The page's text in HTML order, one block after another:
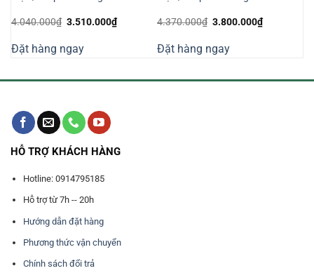
4.040.000₫ Giá
4.040.000₫.
3.510.000₫Giá
hiện
3.510.000₫.
Đặt hàng ngay
4.370.000₫ Giá
4.370.000₫.
3.800.000₫Giá
hiện
Đặt hàng ngay
HỖ TRỢ KHÁCH HÀNG
Hotline: 0914795185
Hỗ trợ từ 7h -- 20h
Hướng dẫn đặt hàng
Phương thức vận chuyển
Chính sách đổi trả